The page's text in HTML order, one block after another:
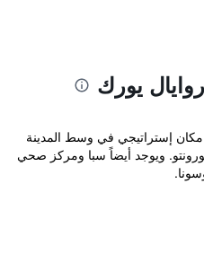
يورك
المصنف 4 نجوم في مكان إستراتيجي في وسط المدينة
ويوجد أيضاً سبا ومركز صحي